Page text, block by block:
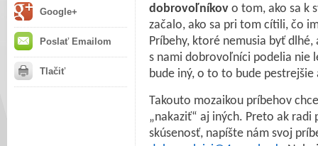
Google+
Poslať Emailom
Tlačiť
dobrovoľníkov o tom, ako sa k
začalo, ako sa pri tom cítili, čo
Príbehy, ktoré nemusia byť
s nami dobrovoľníci podelia nie
bude iný, o to to bude pestrejšie
Takouto mozaikou príbehov
„nakaziť“ aj iných. Preto ak
skúsenosť, napíšte nám svoj